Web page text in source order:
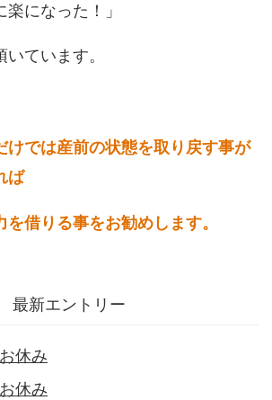
楽になった！」
ています。
けでは産前の状態を取り戻す事が
ば
借りる事をお勧めします。
最新エントリー
休み
休み